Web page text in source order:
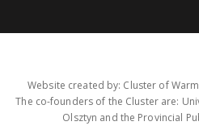
Website created by: Cluster of
The co-founders of the Cluster are:
Olsztyn and the Provincial